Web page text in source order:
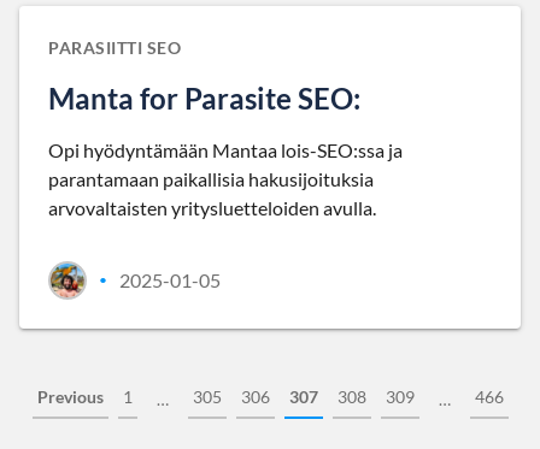
PARASIITTI SEO
Manta for Parasite SEO:
Opi hyödyntämään Mantaa lois-SEO:ssa ja
parantamaan paikallisia hakusijoituksia
arvovaltaisten yritysluetteloiden avulla.
• 2025-01-05
Previous 1 … 305 306 307 308 309 … 466